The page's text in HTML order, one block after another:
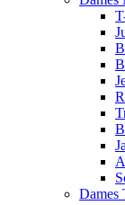
Dames